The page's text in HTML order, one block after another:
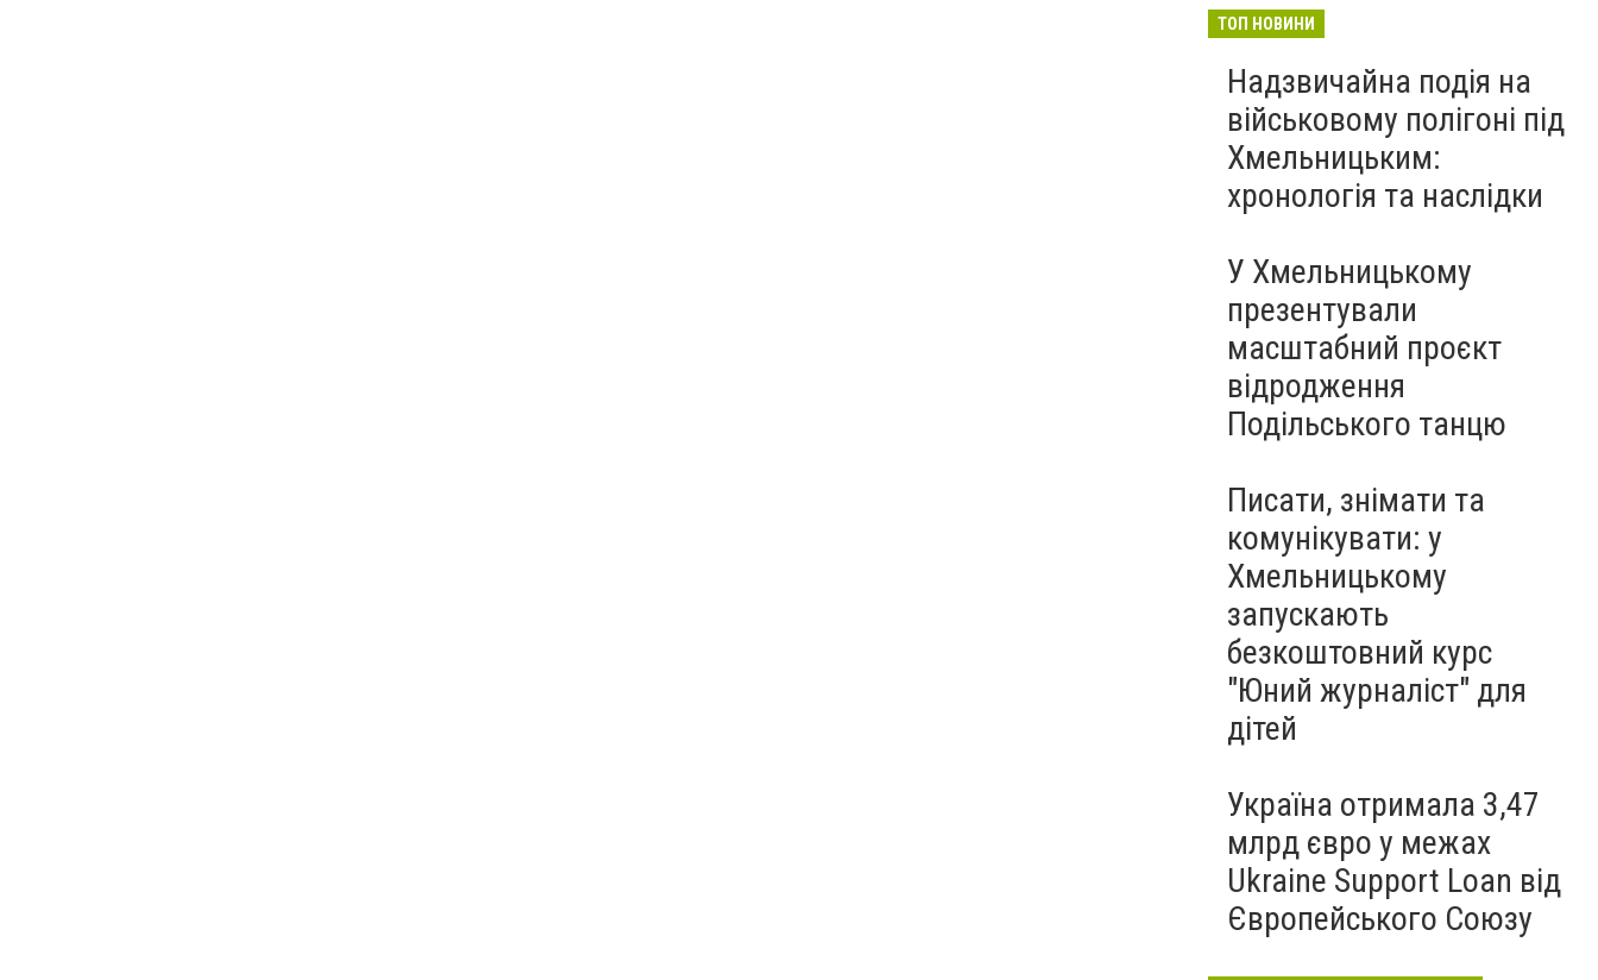
протипухлинному центрі
запрацював новий
томограф
Паперовий флот замість
Чорноморського: як реальні
втрати Росії перетворилися
на дитячу аплікацію
23:42
27 липня
ТОП НОВИНИ
Надзвичайна подія на
військовому полігоні під
Хмельницьким:
хронологія та наслідки
У Хмельницькому
презентували
масштабний проєкт
відродження
Подільського танцю
Писати, знімати та
комунікувати: у
Хмельницькому
запускають
безкоштовний курс
"Юний журналіст" для
дітей
Україна отримала 3,47
млрд євро у межах
Ukraine Support Loan від
Європейського Союзу